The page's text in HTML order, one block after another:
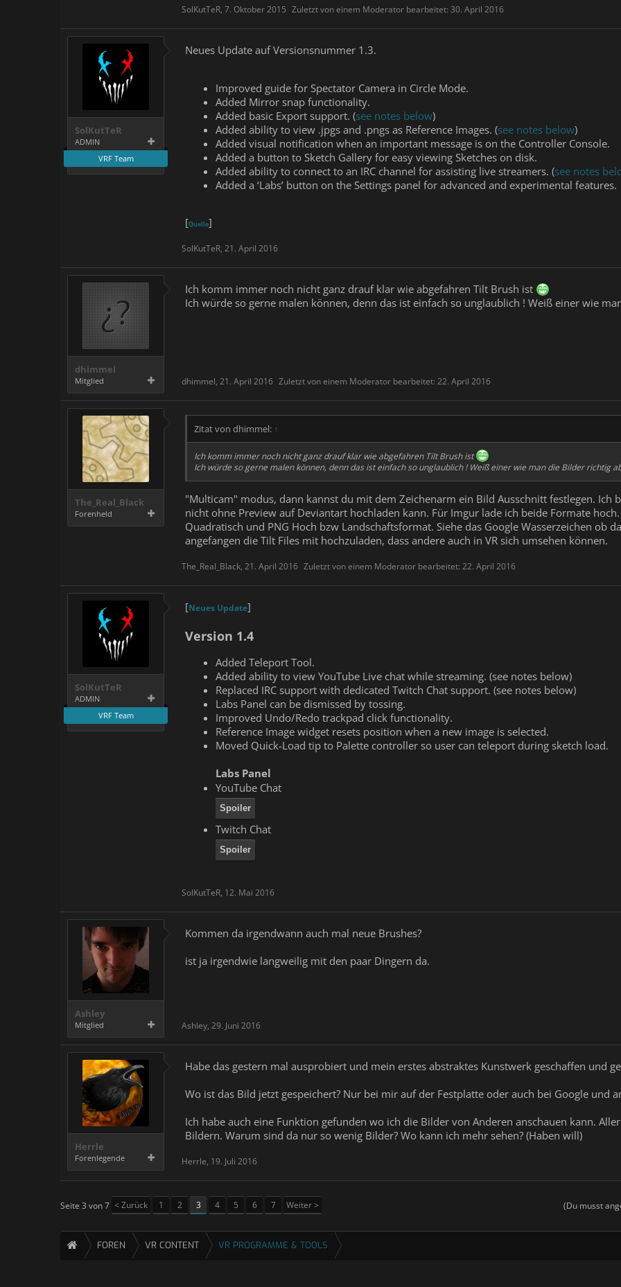
SolKutTeR, 7. Oktober 2015 Zuletzt von einem Moderator bearbeitet: 30. April 2016
SolKutTeR
ADMIN
VRF Team
Neues Update auf Versionsnummer 1.3.
Improved guide for Spectator Camera in Circle Mode.
Added Mirror snap functionality.
Added basic Export support. (see notes below)
Added ability to view .jpgs and .pngs as Reference Images. (see notes below)
Added visual notification when an important message is on the Controller Console.
Added a button to Sketch Gallery for easy viewing Sketches on disk.
Added ability to connect to an IRC channel for assisting live streamers. (see notes
Added a ‘Labs’ button on the Settings panel for advanced and experimental features.
[Quelle]
SolKutTeR, 21. April 2016
dhimmel
Mitglied
Ich komm immer noch nicht ganz drauf klar wie abgefahren Tilt Brush ist
Ich würde so gerne malen können, denn das ist einfach so unglaublich ! Weiß einer wie
dhimmel, 21. April 2016 Zuletzt von einem Moderator bearbeitet: 22. April 2016
The_Real_Black
Forenheld
Zitat von dhimmel: ↑
Ich komm immer noch nicht ganz drauf klar wie abgefahren Tilt Brush ist
Ich würde so gerne malen können, denn das ist einfach so unglaublich ! Weiß einer wie man die Bilder richtig
"Multicam" modus, dann kannst du mit dem Zeichenarm ein Bild Ausschnitt festlegen. Ich
nicht ohne Preview auf Deviantart hochladen kann. Für Imgur lade ich beide Formate
Quadratisch und PNG Hoch bzw Landschaftsformat. Siehe das Google Wasserzeichen ob
angefangen die Tilt Files mit hochzuladen, dass andere auch in VR sich umsehen können.
The_Real_Black, 21. April 2016 Zuletzt von einem Moderator bearbeitet: 22. April 2016
SolKutTeR
ADMIN
VRF Team
[Neues Update]
Version 1.4
Added Teleport Tool.
Added ability to view YouTube Live chat while streaming. (see notes below)
Replaced IRC support with dedicated Twitch Chat support. (see notes below)
Labs Panel can be dismissed by tossing.
Improved Undo/Redo trackpad click functionality.
Reference Image widget resets position when a new image is selected.
Moved Quick-Load tip to Palette controller so user can teleport during sketch load.
Labs Panel
YouTube Chat
Spoiler
Twitch Chat
Spoiler
SolKutTeR, 12. Mai 2016
Ashley
Mitglied
Kommen da irgendwann auch mal neue Brushes?
ist ja irgendwie langweilig mit den paar Dingern da.
Ashley, 29. Juni 2016
Herrle
Forenlegende
Habe das gestern mal ausprobiert und mein erstes abstraktes Kunstwerk geschaffen und
Wo ist das Bild jetzt gespeichert? Nur bei mir auf der Festplatte oder auch bei Google und
Ich habe auch eine Funktion gefunden wo ich die Bilder von Anderen anschauen kann.
Bildern. Warum sind da nur so wenig Bilder? Wo kann ich mehr sehen? (Haben will)
Herrle, 19. Juli 2016
(Du musst
Seite 3 von 7 < Zurück 1 2 3 4 5 6 7 Weiter >
FOREN VR CONTENT VR PROGRAMME & TOOLS